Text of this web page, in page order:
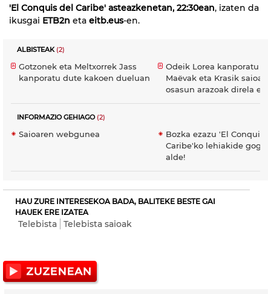
'El Conquis del Caribe' asteazkenetan, 22:30ean, izaten da
ikusgai ETB2n eta eitb.eus-en.
ALBISTEAK(2)
Gotzonek eta Meltxorrek Jass
kanporatu dute kakoen dueluan
Odeik Lorea kanporatu
Maëvak eta Krasik saioa
osasun arazoak direla eta
INFORMAZIO GEHIAGO(2)
Saioaren webgunea
Bozka ezazu 'El
Caribe'ko lehiakide
alde!
HAU ZURE INTERESEKOA BADA, BALITEKE BESTE GAI
HAUEK ERE IZATEA
Telebista Telebista saioak